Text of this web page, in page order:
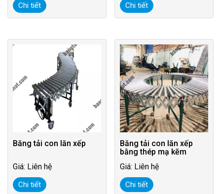
Chi tiết Chi tiết
Băng tải con lăn xếp
Giá: Liên hệ
Chi tiết
Băng tải con lăn xếp
bằng thép mạ kẽm
Giá: Liên hệ
Chi tiết